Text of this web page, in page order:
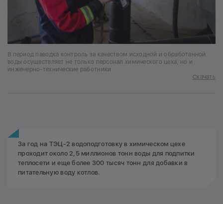
В период паводка контроль за качеством исходной и обработанной
воды осуществляет не только персонал химического цеха, но и
инженерно-технические работники
Скачать
За год на ТЭЦ-2 водоподготовку в химическом цехе
проходит около 2,5 миллионов тонн воды для подпитки
теплосети и еще более 300 тысяч тонн для добавки в
питательную воду котлов.